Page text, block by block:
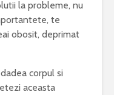
la probleme, nu
te
obosit, deprimat
corpul si
aceasta